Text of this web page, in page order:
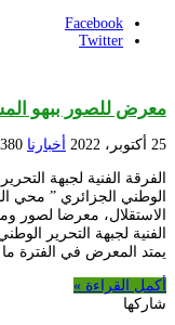
Facebook
Twitter
معرض للصور ببهو
25 أكتوبر، 2022 أخبارنا 380
الفرقة الفنية لجبهة
الوطني الجزائري ” محي
الاستقلال، معرضا لصور
الفنية لجبهة التحرير
يمتد المعرض في الفترة
أكمل القراءة »
شاركها